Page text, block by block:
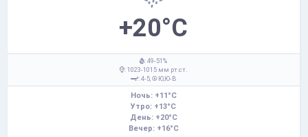
+20°C
: 49-51%
: 1023-1015 мм рт.ст.
: 4-5,
Ю,Ю-В
Ночь: +11°C
Утро: +13°C
День: +20°C
Вечер: +16°C